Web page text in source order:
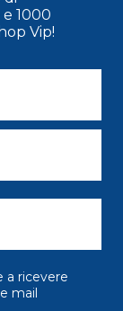
1000
Vip!
a ricevere
mail